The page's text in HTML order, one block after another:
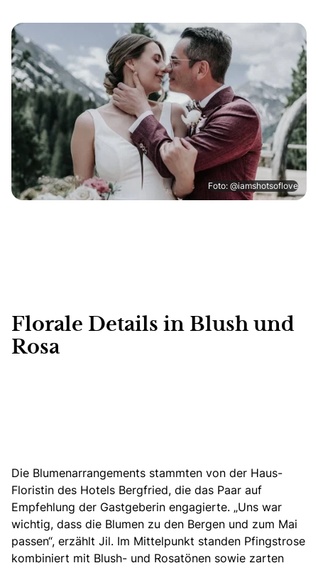
Foto: @iamshotsoflove
Florale Details in Blush und
Rosa
Die Blumenarrangements stammten von der Haus-
Floristin des Hotels Bergfried, die das Paar auf
Empfehlung der Gastgeberin engagierte. „Uns war
wichtig, dass die Blumen zu den Bergen und zum Mai
passen“, erzählt Jil. Im Mittelpunkt standen Pfingstrose
kombiniert mit Blush- und Rosatönen sowie zarten